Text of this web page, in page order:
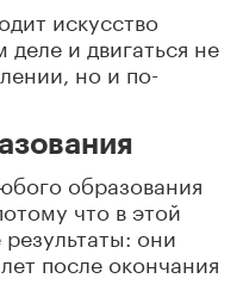
искусство
и двигаться не
но и по-
образования
что в этой
они
после окончания